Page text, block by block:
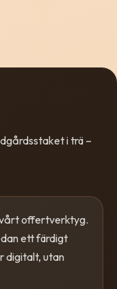
i trä –
offertverktyg.
ett färdigt
digitalt, utan